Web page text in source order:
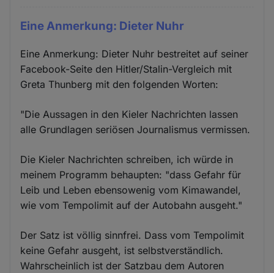
Eine Anmerkung: Dieter Nuhr
Eine Anmerkung: Dieter Nuhr bestreitet auf seiner
Facebook-Seite den Hitler/Stalin-Vergleich mit
Greta Thunberg mit den folgenden Worten:
"Die Aussagen in den Kieler Nachrichten lassen
alle Grundlagen seriösen Journalismus vermissen.
Die Kieler Nachrichten schreiben, ich würde in
meinem Programm behaupten: "dass Gefahr für
Leib und Leben ebensowenig vom Kimawandel,
wie vom Tempolimit auf der Autobahn ausgeht."
Der Satz ist völlig sinnfrei. Dass vom Tempolimit
keine Gefahr ausgeht, ist selbstverständlich.
Wahrscheinlich ist der Satzbau dem Autoren